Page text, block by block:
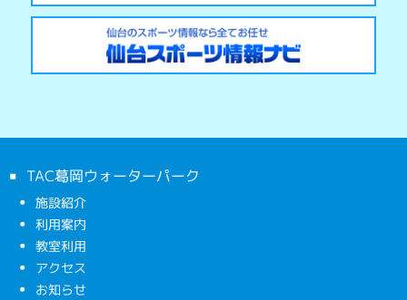
TAC葛岡ウォーターパーク
施設紹介
利用案内
教室利用
アクセス
お知らせ